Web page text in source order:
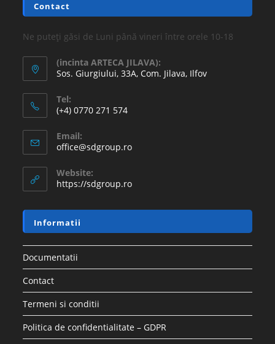
Contact
Ne puteți găsi de Luni până vineri între orele 10-18
(incinta ARTECA JILAVA):
Sos. Giurgiului, 33A, Com. Jilava, Ilfov
Tel:
(+4) 0770 271 574
Email:
office@sdgroup.ro
Website:
https://sdgroup.ro
Informatii
Documentatii
Contact
Termeni si conditii
Politica de confidentialitate – GDPR